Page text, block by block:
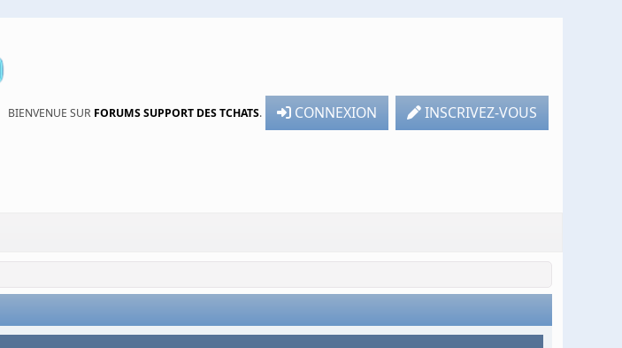
BIENVENUE SUR FORUMS SUPPORT DES TCHATS. CONNEXION INSCRIVEZ-VOUS